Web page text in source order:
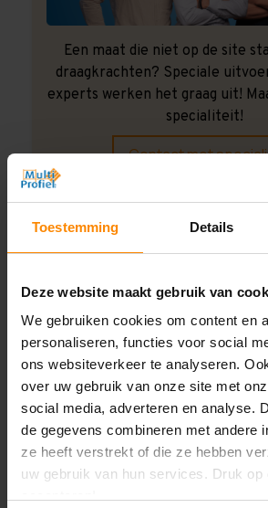
Toestemming Details
Deze website maakt gebruik van
We gebruiken cookies om content en
personaliseren, functies voor social
ons websiteverkeer te analyseren.
over uw gebruik van onze site met
social media, adverteren en analyse.
de gegevens combineren met andere
ze heeft verstrekt of die ze hebben
uw gebruik van hun services. Druk op
Een maat die niet op de site
draagkrachten? Speciale
experts werken het graag uit!
specialiteit!
Contact met
Montage